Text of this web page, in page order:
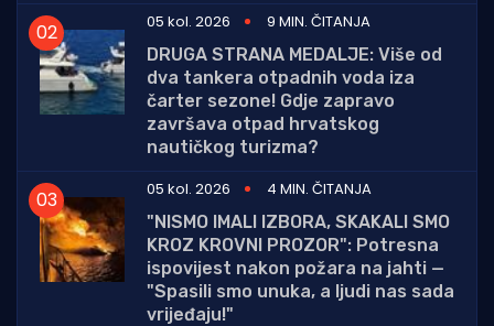
05 kol. 2026
9 MIN. ČITANJA
DRUGA STRANA MEDALJE: Više od
dva tankera otpadnih voda iza
čarter sezone! Gdje zapravo
završava otpad hrvatskog
nautičkog turizma?
05 kol. 2026
4 MIN. ČITANJA
"NISMO IMALI IZBORA, SKAKALI SMO
KROZ KROVNI PROZOR": Potresna
ispovijest nakon požara na jahti —
"Spasili smo unuka, a ljudi nas sada
vrijeđaju!"